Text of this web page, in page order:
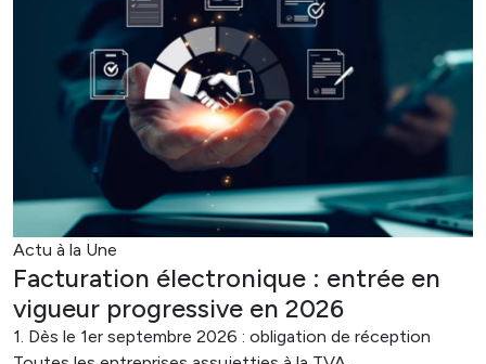
Actu à la Une
Facturation électronique : entrée en
vigueur progressive en 2026
1. Dès le 1er septembre 2026 : obligation de réception